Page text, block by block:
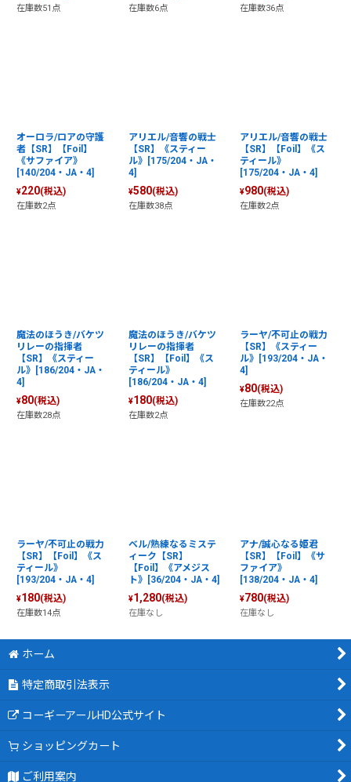
在庫数51点 在庫数6点 在庫数36点
オーロラ/ロアの守護
者【SR】【Foil】
《サファイア》
[140/204・JA・4]
¥220(税込)
在庫数2点
アリエル/音響の戦士
【SR】《スティー
ル》[175/204・JA・
4]
¥580(税込)
在庫数38点
アリエル/音響の戦士
【SR】【Foil】《ス
ティール》
[175/204・JA・4]
¥980(税込)
在庫数2点
魔法のほうき/バケツ
リレーの指揮者
【SR】《スティー
ル》[186/204・JA・
4]
¥80(税込)
在庫数28点
魔法のほうき/バケツ
リレーの指揮者
【SR】【Foil】《ス
ティール》
[186/204・JA・4]
¥180(税込)
在庫数2点
ラーヤ/不可止の戦力
【SR】《スティー
ル》[193/204・JA・
4]
¥80(税込)
在庫数22点
ラーヤ/不可止の戦力
【SR】【Foil】《ス
ティール》
[193/204・JA・4]
¥180(税込)
在庫数14点
ベル/熟練なるミステ
ィーク【SR】
【Foil】《アメジス
ト》[36/204・JA・4]
¥1,280(税込)
在庫なし
アナ/誠心なる姫君
【SR】【Foil】《サ
ファイア》
[138/204・JA・4]
¥780(税込)
在庫なし
ホーム
特定商取引法表示
コーギーアールHD公式サイト
ショッピングカート
ご利用案内